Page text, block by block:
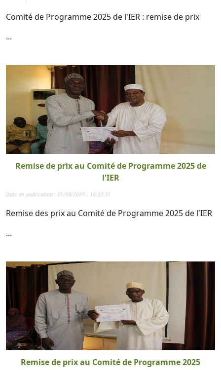
Comité de Programme 2025 de l'IER : remise de prix
...
Remise de prix au Comité de Programme 2025 de
l'IER
Date de publication : 01/08/2025 - 14:33:31
Remise des prix au Comité de Programme 2025 de l'IER
...
Remise de prix au Comité de Programme 2025